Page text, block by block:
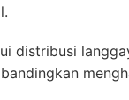
distribusi